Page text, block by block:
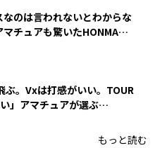
なのは言われないとわからな
マチュアも驚いたHONMA
ぶ。Vxは打感がいい。TOUR
」アマチュアが選ぶ
もっと読む